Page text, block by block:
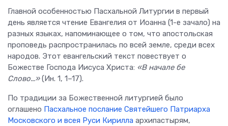
Главной особенностью Пасхальной Литургии в первый
день является чтение Евангелия от Иоанна (1-е зачало) на
разных языках, напоминающее о том, что апостольская
проповедь распространилась по всей земле, среди всех
народов. Этот евангельский текст повествует о
Божестве Господа Иисуса Христа: «В начале бе
Слово…»(Ин. 1, 1–17).
По традиции за Божественной литургией было
оглашено Пасхальное послание Святейшего Патриарха
Московского и всея Руси Кирилла архипастырям,